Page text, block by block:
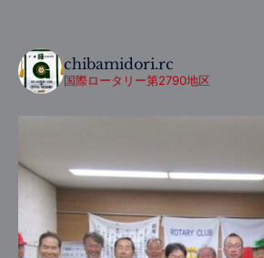
chibamidori.rc
国際ロータリー第2790地区